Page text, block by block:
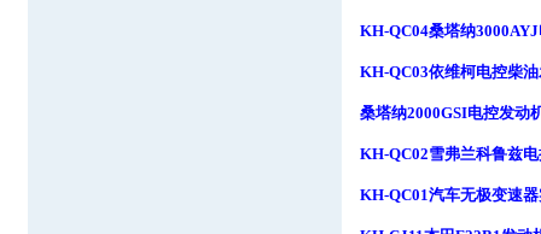
KH-QC04桑塔纳3000AYJ
KH-QC03依维柯电控柴
桑塔纳2000GSI电控发动
KH-QC02雪弗兰科鲁兹
KH-QC01汽车无极变速